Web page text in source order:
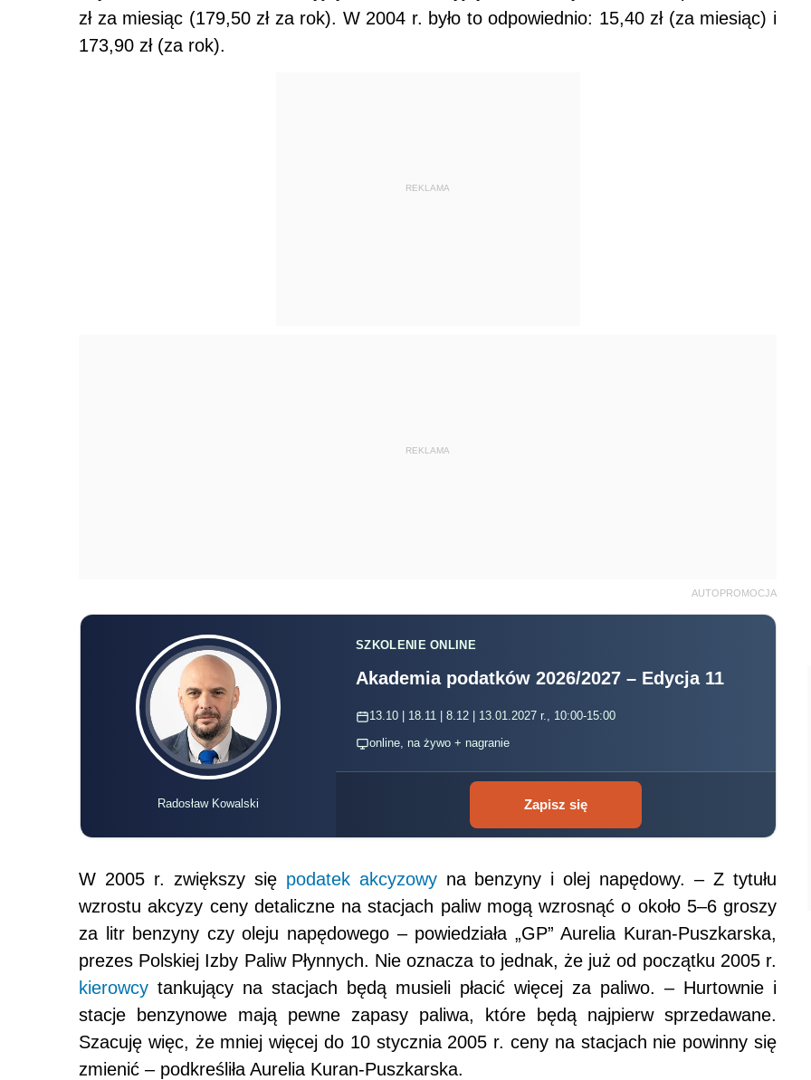
zł za miesiąc (179,50 zł za rok). W 2004 r. było to odpowiednio: 15,40 zł (za miesiąc) i
173,90 zł (za rok).
REKLAMA
REKLAMA
AUTOPROMOCJA
Radosław Kowalski
SZKOLENIE ONLINE
Akademia podatków 2026/2027 – Edycja 11
13.10 | 18.11 | 8.12 | 13.01.2027 r., 10:00-15:00
online, na żywo + nagranie
Zapisz się
W 2005 r. zwiększy się podatek akcyzowyna benzyny i olej napędowy. – Z tytułu
wzrostu akcyzy ceny detaliczne na stacjach paliw mogą wzrosnąć o około 5–6 groszy
za litr benzyny czy oleju napędowego – powiedziała „GP” Aurelia Kuran-Puszkarska,
prezes Polskiej Izby Paliw Płynnych. Nie oznacza to jednak, że już od początku 2005 r.
kierowcy tankujący na stacjach będą musieli płacić więcej za paliwo. – Hurtownie i
stacje benzynowe mają pewne zapasy paliwa, które będą najpierw sprzedawane.
Szacuję więc, że mniej więcej do 10 stycznia 2005 r. ceny na stacjach nie powinny się
zmienić – podkreśliła Aurelia Kuran-Puszkarska.